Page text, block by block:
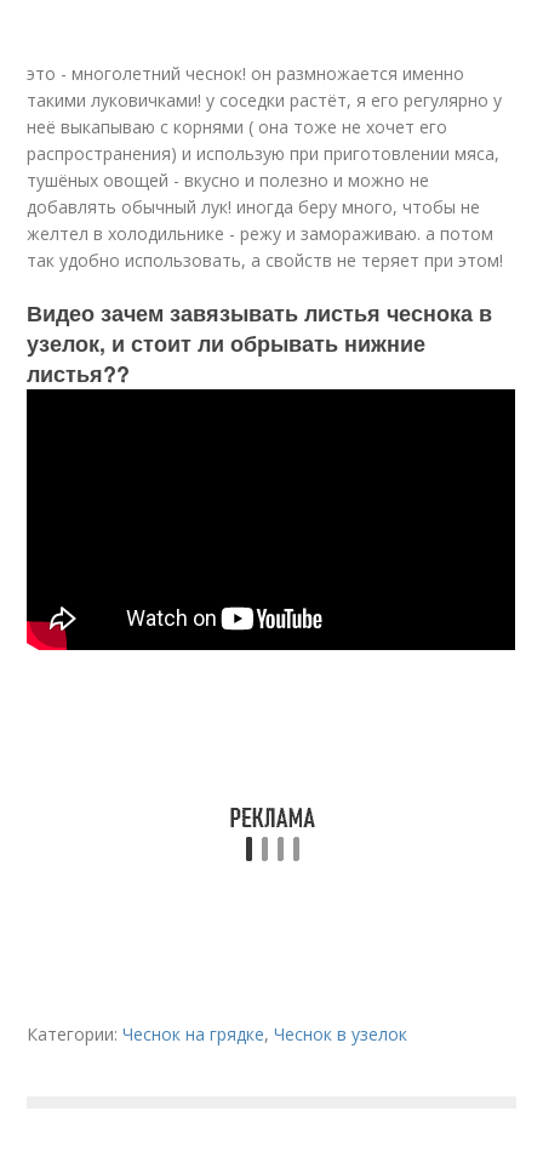
это - многолетний чеснок! он размножается именно
такими луковичками! у соседки растёт, я его регулярно у
неё выкапываю с корнями ( она тоже не хочет его
распространения) и использую при приготовлении мяса,
тушёных овощей - вкусно и полезно и можно не
добавлять обычный лук! иногда беру много, чтобы не
желтел в холодильнике - режу и замораживаю. а потом
так удобно использовать, а свойств не теряет при этом!
Видео зачем завязывать листья чеснока в
узелок, и стоит ли обрывать нижние
листья??
Категории:Чеснок на грядке,Чеснок в узелок